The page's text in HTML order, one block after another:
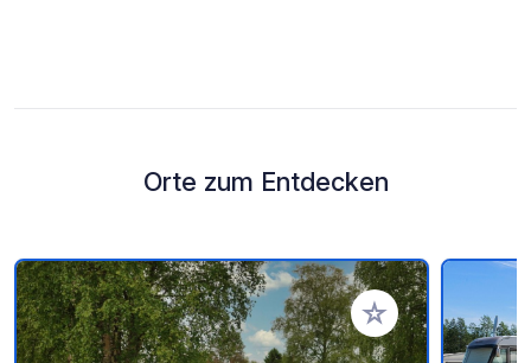
Orte zum Entdecken
Zu Ihren Favoriten